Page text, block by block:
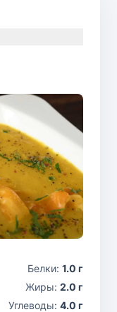
Белки: 1.0 г
Жиры: 2.0 г
Углеводы: 4.0 г